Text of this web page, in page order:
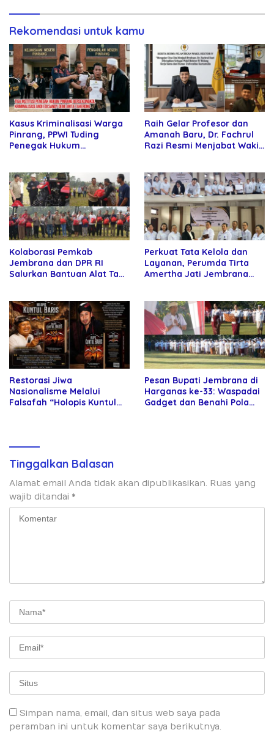
Rekomendasi untuk kamu
Kasus Kriminalisasi Warga
Pinrang, PPWI Tuding
Penegak Hukum
Raih Gelar Profesor dan
Amanah Baru, Dr. Fachrul
Razi Resmi Menjabat Wakil
Kolaborasi Pemkab
Jembrana dan DPR RI
Salurkan Bantuan Alat Tani
Perkuat Tata Kelola dan
Layanan, Perumda Tirta
Amertha Jati Jembrana
Restorasi Jiwa
Nasionalisme Melalui
Falsafah “Holopis Kuntul
Pesan Bupati Jembrana di
Harganas ke-33: Waspadai
Gadget dan Benahi Pola
Tinggalkan Balasan
Alamat email Anda tidak akan dipublikasikan. Ruas yang
wajib ditandai *
Simpan nama, email, dan situs web saya pada
peramban ini untuk komentar saya berikutnya.